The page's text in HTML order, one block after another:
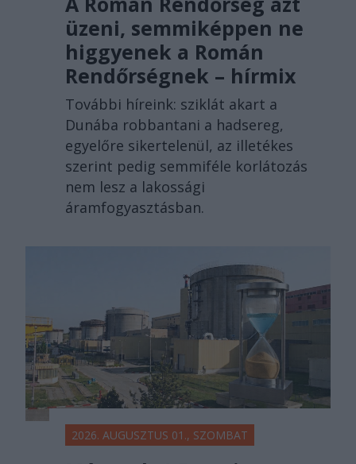
üzeni, semmiképpen ne
higgyenek a Román
Rendőrségnek – hírmix
További híreink: sziklát akart a
Dunába robbantani a hadsereg,
egyelőre sikertelenül, az illetékes
szerint pedig semmiféle korlátozás
nem lesz a lakossági
áramfogyasztásban.
2026. AUGUSZTUS 01., SZOMBAT